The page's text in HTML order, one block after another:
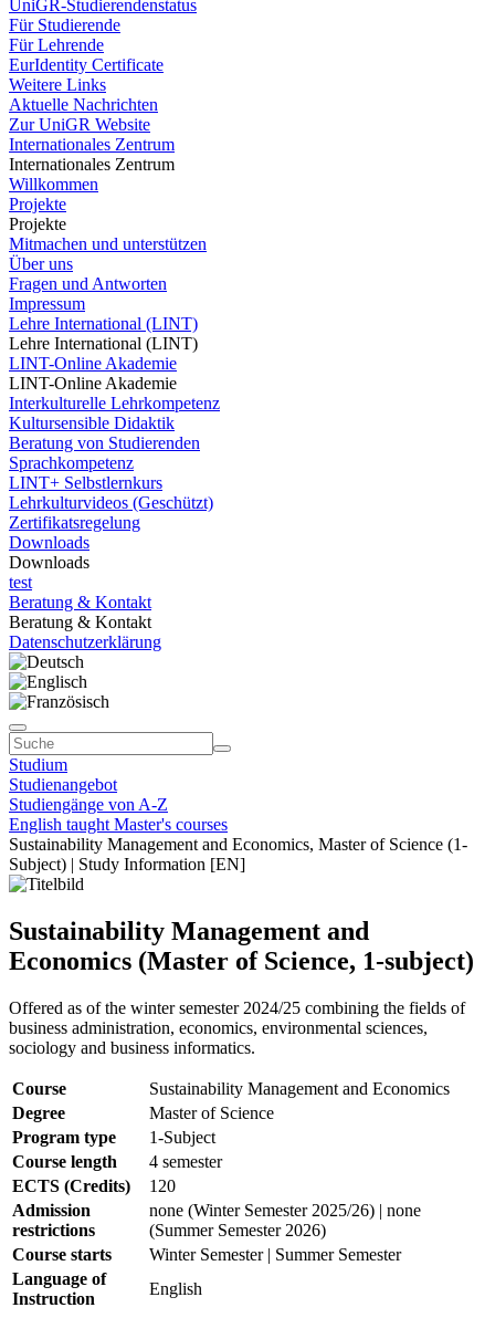
UniGR-Studierendenstatus
Für Studierende
Für Lehrende
EurIdentity Certificate
Weitere Links
Aktuelle Nachrichten
Zur UniGR Website
Internationales Zentrum
Internationales Zentrum
Willkommen
Projekte
Projekte
Mitmachen und unterstützen
Über uns
Fragen und Antworten
Impressum
Lehre International (LINT)
Lehre International (LINT)
LINT-Online Akademie
LINT-Online Akademie
Interkulturelle Lehrkompetenz
Kultursensible Didaktik
Beratung von Studierenden
Sprachkompetenz
LINT+ Selbstlernkurs
Lehrkulturvideos (Geschützt)
Zertifikatsregelung
Downloads
Downloads
test
Beratung & Kontakt
Beratung & Kontakt
Datenschutzerklärung
Studium
Studienangebot
Studiengänge von A-Z
English taught Master's courses
Sustainability Management and Economics, Master of Science (1-
Subject) | Study Information [EN]
Sustainability Management and
Economics (Master of Science, 1-subject)
Offered as of the winter semester 2024/25 combining the fields of
business administration, economics, environmental sciences,
sociology and business informatics.
Course
Sustainability Management and Economics
Degree
Master of Science
Program type
1-Subject
Course length
4 semester
ECTS (Credits)
120
Admission
restrictions
none (Winter Semester 2025/26) | none
(Summer Semester 2026)
Course starts
Winter Semester | Summer Semester
Language of
Instruction
English